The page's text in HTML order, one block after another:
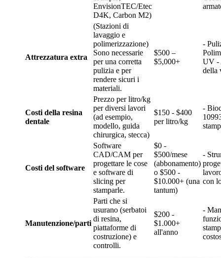
EnvisionTEC/Etec
D4K, Carbon M2)
Attrezzatura extra
(Stazioni di
lavaggio e
polimerizzazione)
Sono necessarie
per una corretta
pulizia e per
rendere sicuri i
materiali.
$500 –
$5,000+
-
UV -
della
Costi della resina
dentale
Prezzo per litro/kg
per diversi lavori
(ad esempio,
modello, guida
chirurgica, stecca)
$150 - $400
per litro/kg
-
Costi del software
Software
CAD/CAM per
progettare le cose
e software di
slicing per
stamparle.
$0 -
$500/mese
(abbonamento)
o $500 -
$10.000+ (una
tantum)
-
con
Manutenzione/parti
Parti che si
usurano (serbatoi
di resina,
piattaforme di
costruzione) e
controlli.
$200 -
$1.000+
all'anno
-